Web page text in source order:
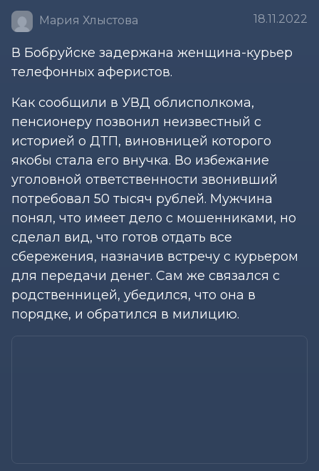
Мария Хлыстова 18.11.2022
В Бобруйске задержана женщина-курьер
телефонных аферистов.
Как сообщили в УВД облисполкома,
пенсионеру позвонил неизвестный с
историей о ДТП, виновницей которого
якобы стала его внучка. Во избежание
уголовной ответственности звонивший
потребовал 50 тысяч рублей. Мужчина
понял, что имеет дело с мошенниками, но
сделал вид, что готов отдать все
сбережения, назначив встречу с курьером
для передачи денег. Сам же связался с
родственницей, убедился, что она в
порядке, и обратился в милицию.